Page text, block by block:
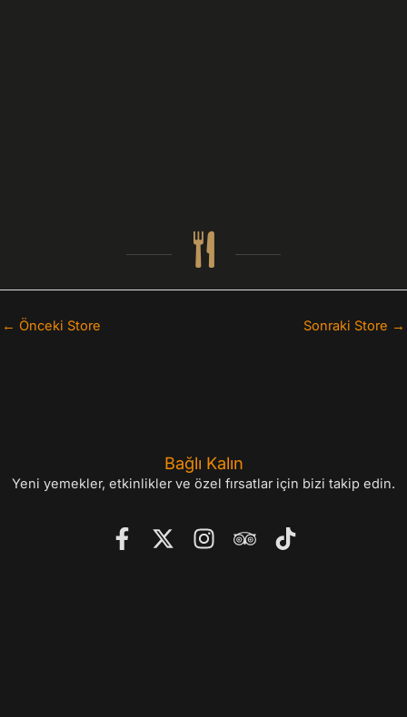
← Önceki Store Sonraki Store →
Bağlı Kalın
Yeni yemekler, etkinlikler ve özel fırsatlar için bizi takip edin.